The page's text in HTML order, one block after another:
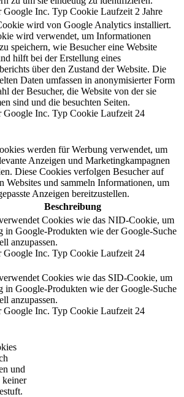
Google Inc. Typ Cookie Laufzeit 2 Jahre
wird von Google Analytics installiert.
wird verwendet, um Informationen
speichern, wie Besucher eine Website
hilft bei der Erstellung eines
über den Zustand der Website. Die
Daten umfassen in anonymisierter Form
der Besucher, die Website von der sie
sind und die besuchten Seiten.
Google Inc. Typ Cookie Laufzeit 24
werden für Werbung verwendet, um
Anzeigen und Marketingkampagnen
Diese Cookies verfolgen Besucher auf
Websites und sammeln Informationen, um
Anzeigen bereitzustellen.
Beschreibung
Cookies wie das NID-Cookie, um
in Google-Produkten wie der Google-Suche
anzupassen.
Google Inc. Typ Cookie Laufzeit 24
Cookies wie das SID-Cookie, um
in Google-Produkten wie der Google-Suche
anzupassen.
Google Inc. Typ Cookie Laufzeit 24
und